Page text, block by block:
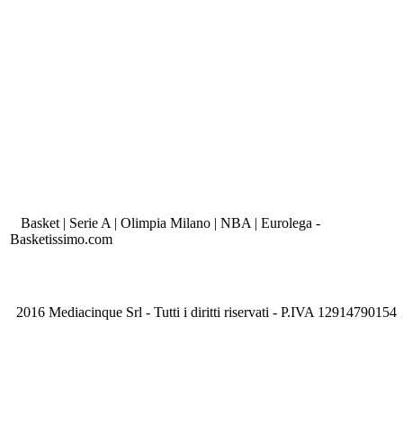
Basket | Serie A | Olimpia Milano | NBA | Eurolega -
Basketissimo.com
2016 Mediacinque Srl - Tutti i diritti riservati - P.IVA 12914790154